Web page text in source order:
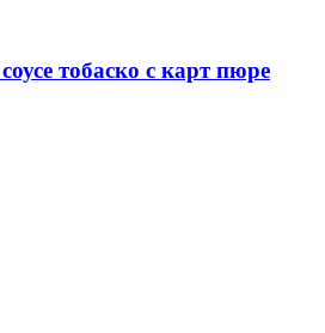
тобаско с карт пюре